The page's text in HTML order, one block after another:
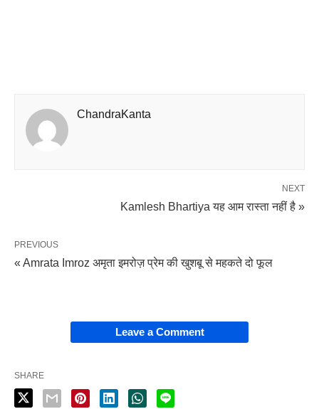
ChandraKanta
NEXT
Kamlesh Bhartiya यह आम रास्ता नहीं है »
PREVIOUS
« Amrata Imroz अमृता इमरोज़ प्रेम की खुशबू से महकते दो फूल
Leave a Comment
SHARE